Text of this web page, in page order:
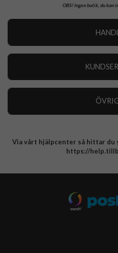
OBS!Ingen butik, du kan
Integritetspolicy
Via vårt hjälpcenter så hittar du
https://